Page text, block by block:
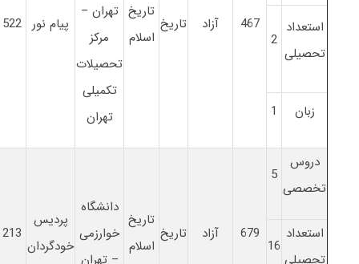
467 آزاد تاریخ
تاریخ
اسلام
تهران –
مرکز
تحصیلات
تکمیلی
تهران
پیام نور 522
استعداد
تحصیلی
2
زبان 1
دروس
تخصصی
5
679 آزاد تاریخ
تاریخ
اسلام
دانشگاه
خوارزمی
– تهران
پردیس
خودگردان
213
استعداد
تحصیلی
16